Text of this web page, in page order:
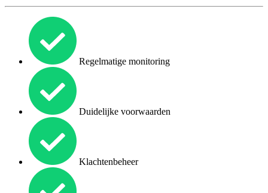
Regelmatige monitoring
Duidelijke voorwaarden
Klachtenbeheer